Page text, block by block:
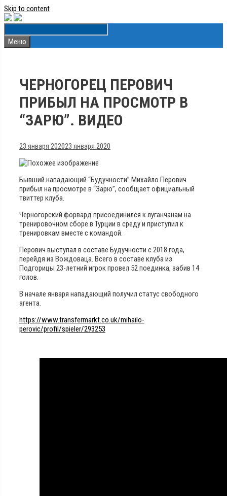
Skip to content
Меню
ЧЕРНОГОРЕЦ ПЕРОВИЧ
ПРИБЫЛ НА ПРОСМОТР В
“ЗАРЮ”. ВИДЕО
23 января 202023 января 2020
Бывший нападающий “Будучности” Михайло Перович
прибыл на просмотре в “Зарю”, сообщает официальный
твиттер клуба.
Черногорский форвард присоединился к луганчанам на
тренировочном сборе в Турции в среду и приступил к
тренировкам вместе с командой.
Перович выступал в составе Будучности с 2018 года,
перейдя из Вождоваца. Всего в составе клуба из
Подгорицы 23-летний игрок провел 52 поединка, забив 14
голов.
В начале января нападающий получил статус свободного
агента.
https://www.transfermarkt.co.uk/mihailo-
perovic/profil/spieler/293253